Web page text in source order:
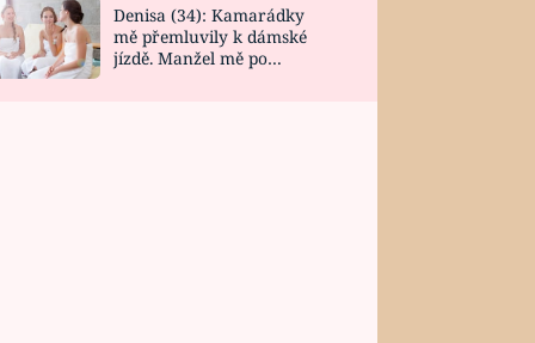
Denisa (34): Kamarádky
mě přemluvily k dámské
jízdě. Manžel mě po